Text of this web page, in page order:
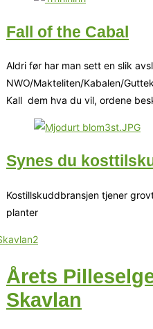
Fall of the Cabal
Aldri før har man sett en slik
NWO/Makteliten/Kabalen/
Kall dem hva du vil, ordene
Synes du
Kostillskuddbransjen tjener
planter
Årets
Skavlan